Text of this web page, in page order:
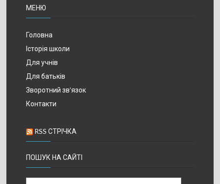
МЕНЮ
Головна
Історія школи
Для учнів
Для батьків
Зворотний зв’язок
Контакти
RSS СТРІЧКА
ПОШУК НА САЙТІ